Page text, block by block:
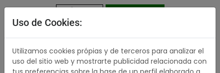
176,00 € Comprar
489,00 €
Uso de Cookies:
Utilizamos cookies própias y de terceros para analizar el
uso del sitio web y mostrarte publicidad relacionada con